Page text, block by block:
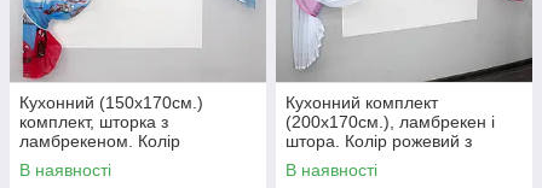
Кухонний (150х170см.)
комплект, шторка з
ламбрекеном. Колір
блакитний з білим. Код
№062к 59-740
В наявності
Кухонний комплект
(200х170см.), ламбрекен і
штора. Колір рожевий з
білим. Код 062к 50-862
В наявності